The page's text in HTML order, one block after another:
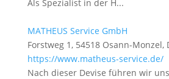
Als Spezialist in der H...
MATHEUS Service GmbH
Forstweg 1, 54518 Osann-Monzel,
https://www.matheus-service.de/
Nach dieser Devise führen wir